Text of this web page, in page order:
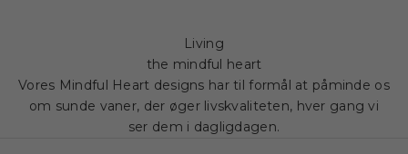
Living
the mindful heart
Vores Mindful Heart designs har til formål at påminde os
om sunde vaner, der øger livskvaliteten, hver gang vi
ser dem i dagligdagen.